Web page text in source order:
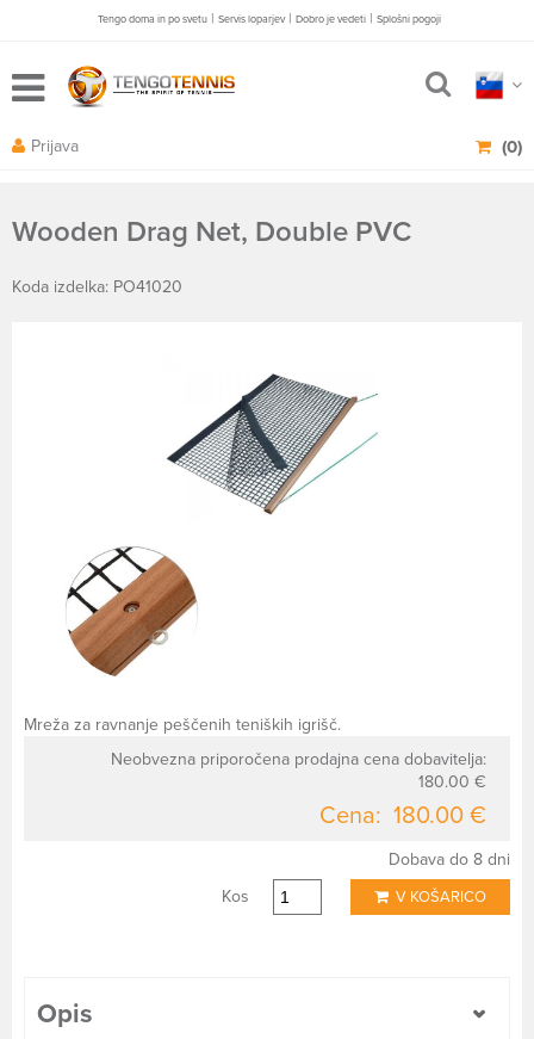
Tengo doma in po svetu | Servis loparjev | Dobro je vedeti | Splošni pogoji
(0)
Prijava
Wooden Drag Net, Double PVC
Koda izdelka: PO41020
Mreža za ravnanje peščenih teniških igrišč.
Neobvezna priporočena prodajna cena dobavitelja:
180.00 €
Cena: 180.00 €
Dobava do 8 dni
Kos
V KOŠARICO
Opis